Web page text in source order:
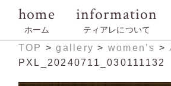
home
ホーム
information
ティアレについて
TOP >gallery > women’s >
PXL_20240711_030111132